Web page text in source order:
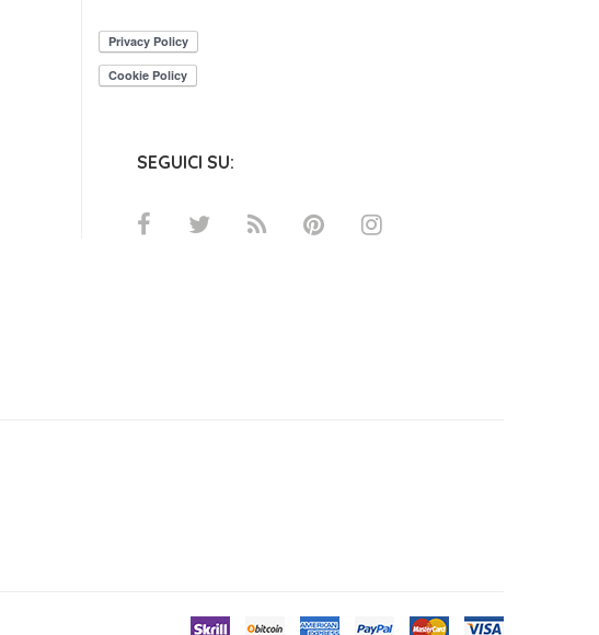
SEGUICI SU: